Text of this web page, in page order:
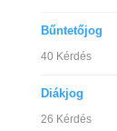
Bűntetőjog
40 Kérdés
Diákjog
26 Kérdés